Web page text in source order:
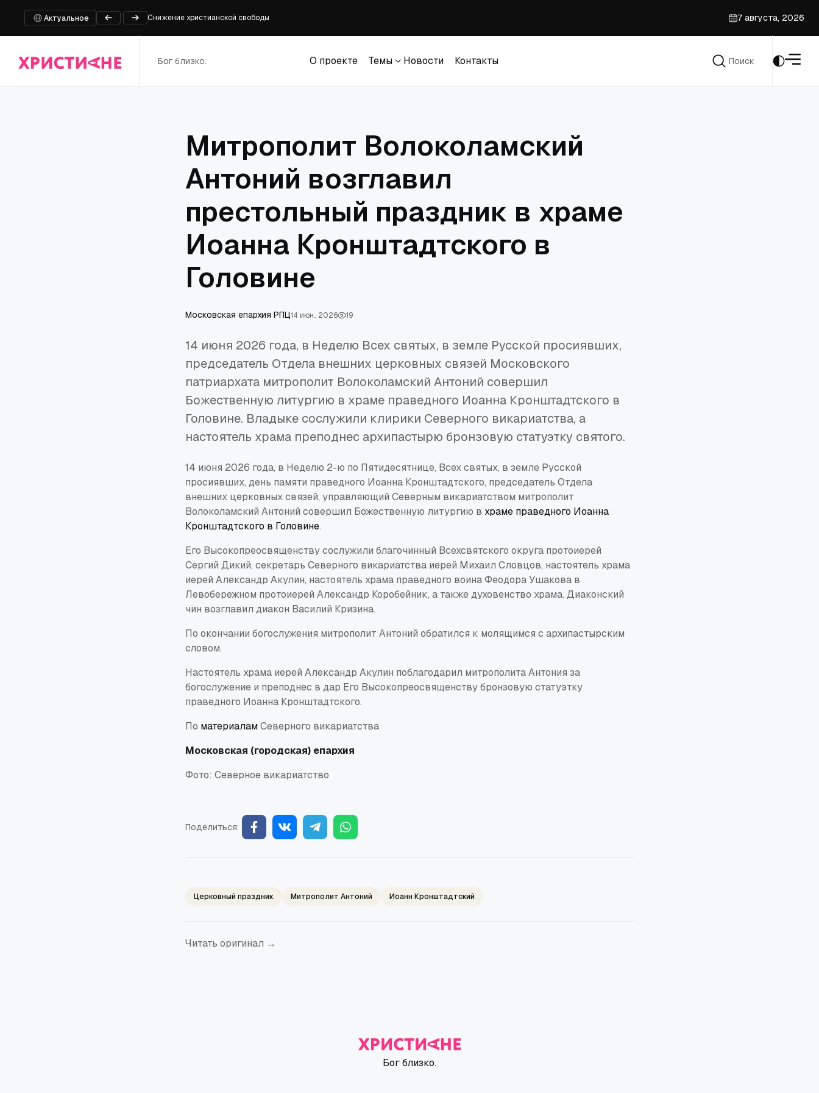
Актуальное
Снижение христианской свободы
Южная баптистская конвенция названа ответчиком в коллективном иске против церкви в Южной Каролине
Министр обороны Швейцарии извинился перед церквями за исключение их из процесса изменения закона о призыве духовенства
7 августа, 2026
Бог близко.
О проекте
Темы
Новости
Контакты
Поиск
Митрополит Волоколамский
Антоний возглавил
престольный праздник в храме
Иоанна Кронштадтского в
Головине
Московская епархия РПЦ14 июн., 2026 19
14 июня 2026 года, в Неделю Всех святых, в земле Русской просиявших,
председатель Отдела внешних церковных связей Московского
патриархата митрополит Волоколамский Антоний совершил
Божественную литургию в храме праведного Иоанна Кронштадтского в
Головине. Владыке сослужили клирики Северного викариатства, а
настоятель храма преподнес архипастырю бронзовую статуэтку святого.
14 июня 2026 года, в Неделю 2-ю по Пятидесятнице, Всех святых, в земле Русской
просиявших, день памяти праведного Иоанна Кронштадтского, председатель Отдела
внешних церковных связей, управляющий Северным викариатством митрополит
Волоколамский Антоний совершил Божественную литургию в храме праведного Иоанна
Кронштадтского в Головине.
Его Высокопреосвященству сослужили благочинный Всехсвятского округа протоиерей
Сергий Дикий, секретарь Северного викариатства иерей Михаил Словцов, настоятель храма
иерей Александр Акулин, настоятель храма праведного воина Феодора Ушакова в
Левобережном протоиерей Александр Коробейник, а также духовенство храма. Диаконский
чин возглавил диакон Василий Кризина.
По окончании богослужения митрополит Антоний обратился к молящимся с архипастырским
словом.
Настоятель храма иерей Александр Акулин поблагодарил митрополита Антония за
богослужение и преподнес в дар Его Высокопреосвященству бронзовую статуэтку
праведного Иоанна Кронштадтского.
По материаламСеверного викариатства
Московская (городская) епархия
Фото: Северное викариатство
Поделиться:
Церковный праздник Митрополит Антоний Иоанн Кронштадтский
Читать оригинал →
Бог близко.